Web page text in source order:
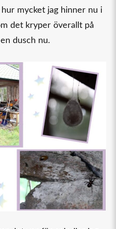
mycket jag hinner nu i
det kryper överallt på
dusch nu.